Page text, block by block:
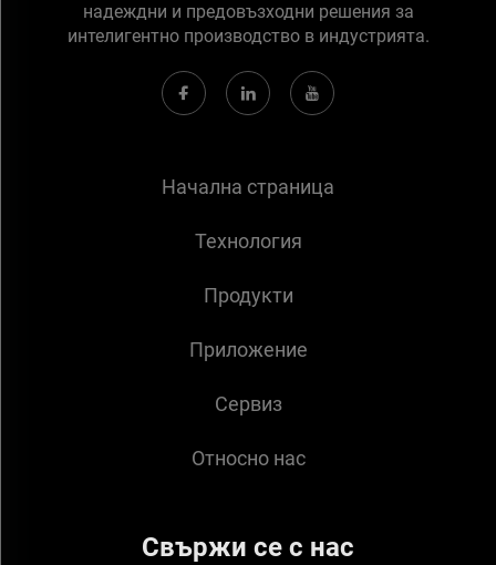
надеждни и предовъзходни решения за
интелигентно производство в индустрията.
Начална страница
Технология
Продукти
Приложение
Сервиз
Относно нас
Свържи се с нас